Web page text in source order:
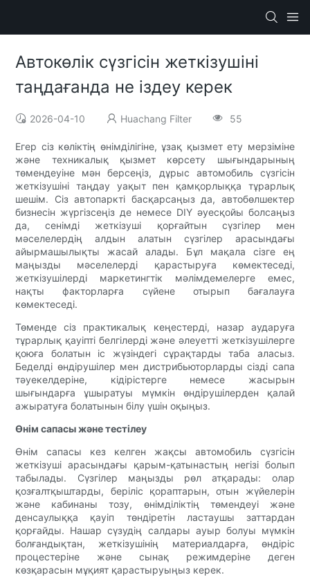
Автокөлік сүзгісін жеткізушіні
таңдағанда не іздеу керек
2026-04-10 Huachang Filter 55
Егер сіз көліктің өнімділігіне, ұзақ қызмет ету мерзіміне
және техникалық қызмет көрсету шығындарының
төмендеуіне мән берсеңіз, дұрыс автомобиль сүзгісін
жеткізушіні таңдау уақыт пен қамқорлыққа тұрарлық
шешім. Сіз автопаркті басқарсаңыз да, автобөлшектер
бизнесін жүргізсеңіз де немесе DIY әуесқойы болсаңыз
да, сенімді жеткізуші қорғайтын сүзгілер мен
мәселелердің алдын алатын сүзгілер арасындағы
айырмашылықты жасай алады. Бұл мақала сізге ең
маңызды мәселелерді қарастыруға көмектеседі,
жеткізушілерді маркетингтік мәлімдемелерге емес,
нақты факторларға сүйене отырып бағалауға
көмектеседі.
Төменде сіз практикалық кеңестерді, назар аударуға
тұрарлық қауіпті белгілерді және әлеуетті жеткізушілерге
қоюға болатын іс жүзіндегі сұрақтарды таба аласыз.
Беделді өндірушілер мен дистрибьюторларды сізді сапа
тәуекелдеріне, кідірістерге немесе жасырын
шығындарға ұшыратуы мүмкін өндірушілерден қалай
ажыратуға болатынын білу үшін оқыңыз.
Өнім сапасы және тестілеу
Өнім сапасы кез келген жақсы автомобиль сүзгісін
жеткізуші арасындағы қарым-қатынастың негізі болып
табылады. Сүзгілер маңызды рөл атқарады: олар
қозғалтқыштарды, беріліс қораптарын, отын жүйелерін
және кабинаны тозу, өнімділіктің төмендеуі және
денсаулыққа қауіп төндіретін ластаушы заттардан
қорғайды. Нашар сүзудің салдары ауыр болуы мүмкін
болғандықтан, жеткізушінің материалдарға, өндіріс
процестеріне және сынақ режимдеріне деген
көзқарасын мұқият қарастыруыңыз керек.